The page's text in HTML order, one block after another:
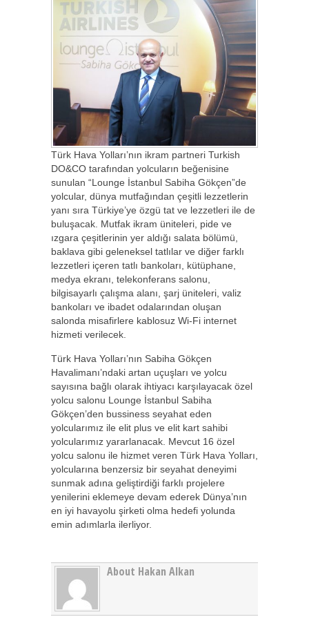
Türk Hava Yolları’nın ikram partneri Turkish
DO&CO tarafından yolcuların beğenisine
sunulan “Lounge İstanbul Sabiha Gökçen”de
yolcular, dünya mutfağından çeşitli lezzetlerin
yanı sıra Türkiye’ye özgü tat ve lezzetleri ile de
buluşacak. Mutfak ikram üniteleri, pide ve
ızgara çeşitlerinin yer aldığı salata bölümü,
baklava gibi geleneksel tatlılar ve diğer farklı
lezzetleri içeren tatlı bankoları, kütüphane,
medya ekranı, telekonferans salonu,
bilgisayarlı çalışma alanı, şarj üniteleri, valiz
bankoları ve ibadet odalarından oluşan
salonda misafirlere kablosuz Wi-Fi internet
hizmeti verilecek.
Türk Hava Yolları’nın Sabiha Gökçen
Havalimanı’ndaki artan uçuşları ve yolcu
sayısına bağlı olarak ihtiyacı karşılayacak özel
yolcu salonu Lounge İstanbul Sabiha
Gökçen’den bussiness seyahat eden
yolcularımız ile elit plus ve elit kart sahibi
yolcularımız yararlanacak. Mevcut 16 özel
yolcu salonu ile hizmet veren Türk Hava Yolları,
yolcularına benzersiz bir seyahat deneyimi
sunmak adına geliştirdiği farklı projelere
yenilerini eklemeye devam ederek Dünya’nın
en iyi havayolu şirketi olma hedefi yolunda
emin adımlarla ilerliyor.
About Hakan Alkan